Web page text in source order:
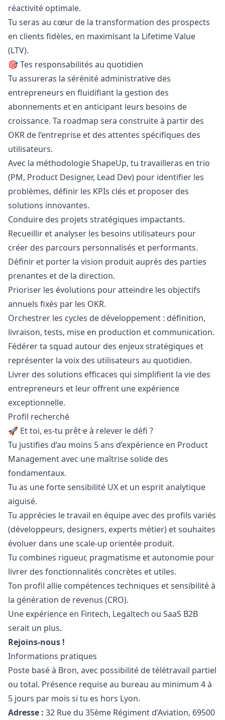
réactivité optimale.
Tu seras au cœur de la transformation des prospects
en clients fidèles, en maximisant la Lifetime Value
(LTV).
🎯 Tes responsabilités au quotidien
Tu assureras la sérénité administrative des
entrepreneurs en fluidifiant la gestion des
abonnements et en anticipant leurs besoins de
croissance. Ta roadmap sera construite à partir des
OKR de l’entreprise et des attentes spécifiques des
utilisateurs.
Avec la méthodologie ShapeUp, tu travailleras en trio
(PM, Product Designer, Lead Dev) pour identifier les
problèmes, définir les KPIs clés et proposer des
solutions innovantes.
Conduire des projets stratégiques impactants.
Recueillir et analyser les besoins utilisateurs pour
créer des parcours personnalisés et performants.
Définir et porter la vision produit auprès des parties
prenantes et de la direction.
Prioriser les évolutions pour atteindre les objectifs
annuels fixés par les OKR.
Orchestrer les cycles de développement : définition,
livraison, tests, mise en production et communication.
Fédérer ta squad autour des enjeux stratégiques et
représenter la voix des utilisateurs au quotidien.
Livrer des solutions efficaces qui simplifient la vie des
entrepreneurs et leur offrent une expérience
exceptionnelle.
Profil recherché
🚀 Et toi, es-tu prêt·e à relever le défi ?
Tu justifies d’au moins 5 ans d’expérience en Product
Management avec une maîtrise solide des
fondamentaux.
Tu as une forte sensibilité UX et un esprit analytique
aiguisé.
Tu apprécies le travail en équipe avec des profils variés
(développeurs, designers, experts métier) et souhaites
évoluer dans une scale-up orientée produit.
Tu combines rigueur, pragmatisme et autonomie pour
livrer des fonctionnalités concrètes et utiles.
Ton profil allie compétences techniques et sensibilité à
la génération de revenus (CRO).
Une expérience en Fintech, Legaltech ou SaaS B2B
serait un plus.
Rejoins-nous !
Informations pratiques
Poste basé à Bron, avec possibilité de télétravail partiel
ou total. Présence requise au bureau au minimum 4 à
5 jours par mois si tu es hors Lyon.
Adresse : 32 Rue du 35ème Régiment d’Aviation, 69500